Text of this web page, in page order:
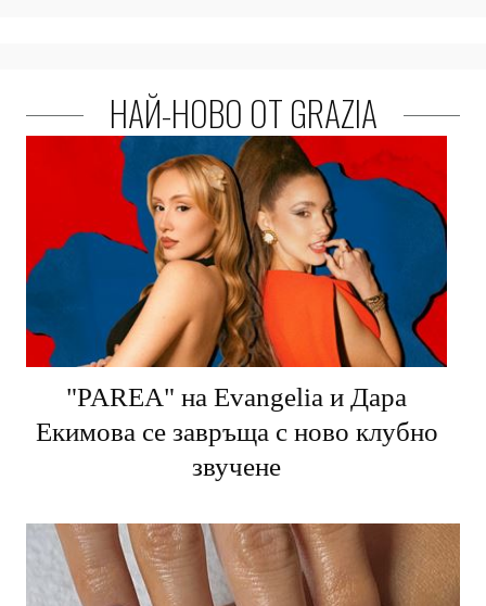
НАЙ-НОВО ОТ GRAZIA
"PARЕA" на Evangelia и Дара
Екимова се завръща с ново клубно
звучене